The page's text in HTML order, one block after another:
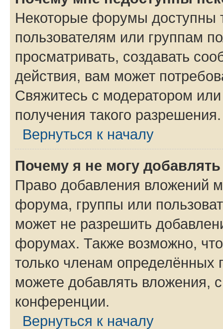
Некоторые форумы доступны
пользователям или группам
просматривать, создавать
действия, вам может
Свяжитесь с модератором
получения такого разрешения.
Вернуться к началу
Почему я не могу
Право добавления вложений
форума, группы или
может не разрешить
форумах. Также возможно,
только членам определённых
можете добавлять вложения,
конференции.
Вернуться к началу